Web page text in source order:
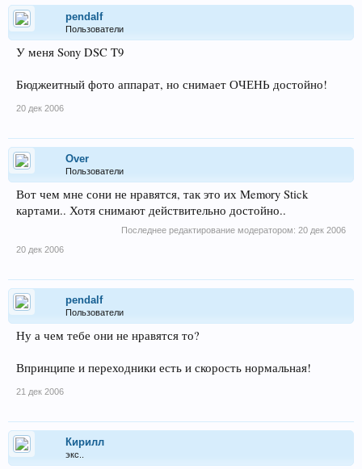
pendalf
Пользователи
У меня Sony DSC T9
Бюджеитный фото аппарат, но снимает ОЧЕНЬ достойно!
20 дек 2006
Over
Пользователи
Вот чем мне сони не нравятся, так это их Memory Stick
картами.. Хотя снимают действительно достойно..
Последнее редактирование модератором: 20 дек 2006
20 дек 2006
pendalf
Пользователи
Ну а чем тебе они не нравятся то?
Впринципе и переходники есть и скорость нормальная!
21 дек 2006
Кирилл
экс..